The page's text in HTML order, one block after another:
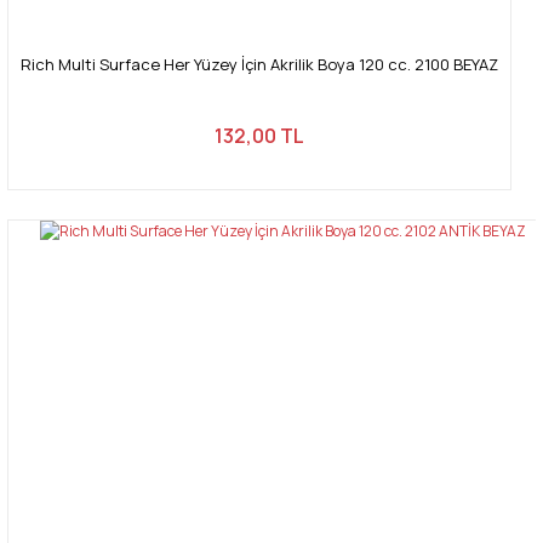
Rich Multi Surface Her Yüzey İçin Akrilik Boya 120 cc. 2100 BEYAZ
132,00 TL